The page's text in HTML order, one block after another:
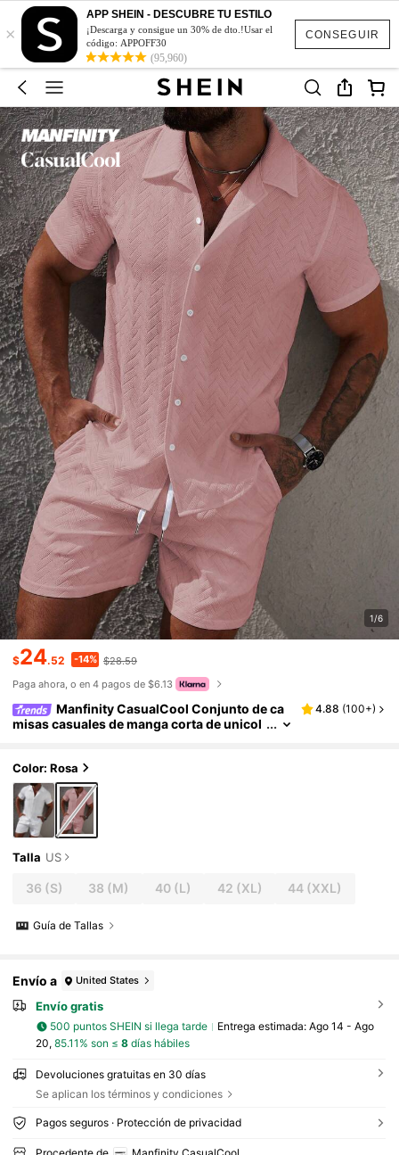
CONSEGUIR
×
APP SHEIN - DESCUBRE TU ESTILO
¡Descarga y consigue un 30% de dto.!Usar el
código: APPOFF30
(95,960)
1/6
$24.52 -14% $28.59
Paga ahora, o en 4 pagos de $6.13
Manfinity CasualCool Conjunto de ca
misas casuales de manga corta de unicol
4.88 (100+)
Color: Rosa
Talla US
36 (S) 38 (M) 40(L) 42 (XL) 44 (XXL)
Guía de Tallas
Envío a United States
Envío gratis
500 puntos SHEIN si llega tarde Entrega estimada: Ago 14 - Ago
20, 85.11% son ≤ 8días hábiles
Devoluciones gratuitas en 30 días
Se aplican los términos y condiciones
Pagos seguros · Protección de privacidad